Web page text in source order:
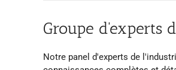
Groupe d'experts
Notre panel d'experts de